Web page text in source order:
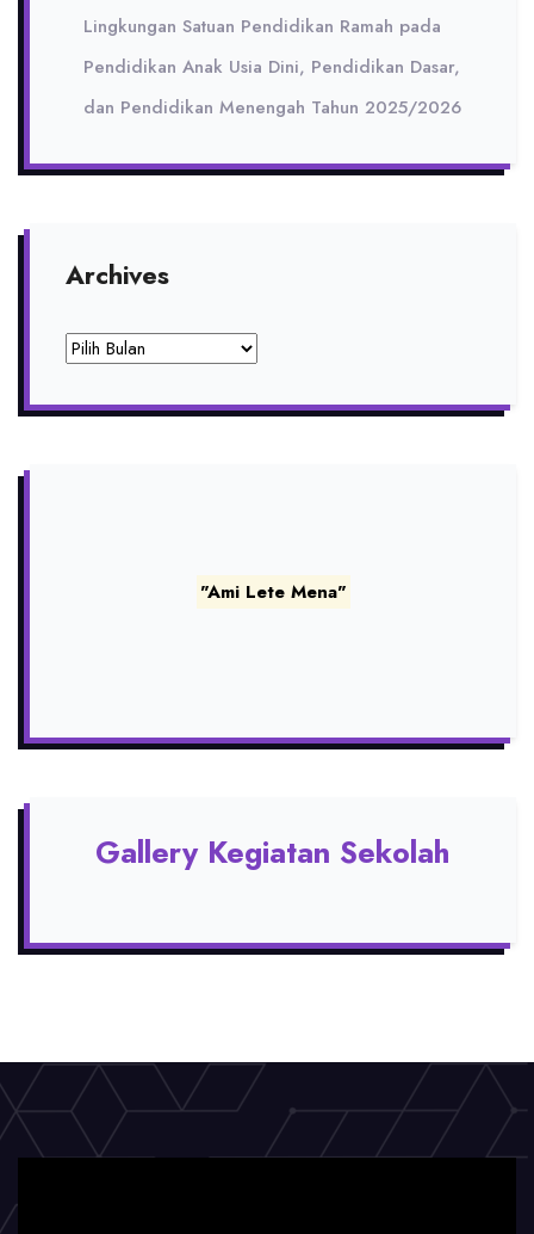
Lingkungan Satuan Pendidikan Ramah pada
Pendidikan Anak Usia Dini, Pendidikan Dasar,
dan Pendidikan Menengah Tahun 2025/2026
Archives
Archives
"Ami Lete Mena"
Gallery Kegiatan Sekolah